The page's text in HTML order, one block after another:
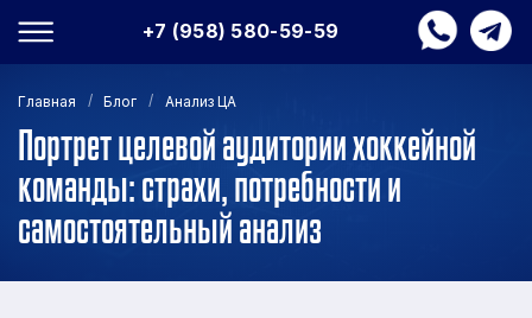
+7 (958) 580-59-59
Главная / Блог / Анализ ЦА
Портрет целевой аудитории хоккейной
команды: страхи, потребности и
самостоятельный анализ